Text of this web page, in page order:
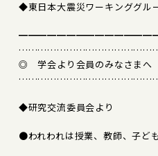
◆東日本大震災ワーキンググル
◎ 学会より会員のみなさまへ
◆研究交流委員会より
●われわれは授業、教師、子ど